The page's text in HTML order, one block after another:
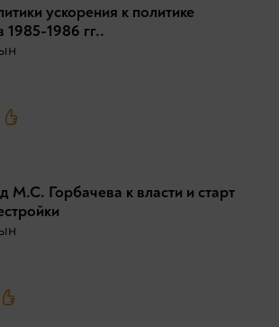
ускорения к политике
1985-1986 гг..
Горбачева к власти и старт